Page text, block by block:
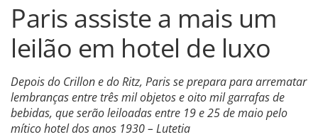
Paris assiste a mais um
leilão em hotel de luxo
Depois do Crillon e do Ritz, Paris se prepara para arrematar
lembranças entre três mil objetos e oito mil garrafas de
bebidas, que serão leiloadas entre 19 e 25 de maio pelo
mítico hotel dos anos 1930 – Lutetia